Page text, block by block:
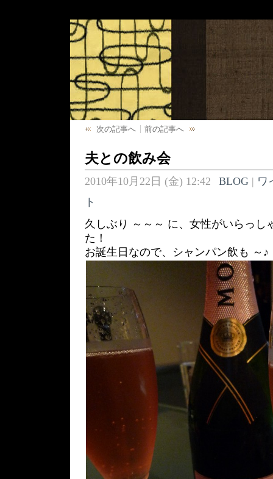
次の記事へ 前の記事へ
夫との飲み会
2010年10月22日 (金) 12:42 BLOG| ワ
ト
久しぶり ～～～ に、女性がいらっし
た！
お誕生日なので、シャンパン飲も ～♪